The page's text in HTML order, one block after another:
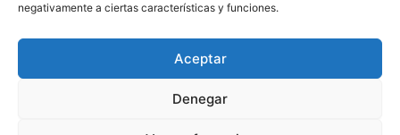
negativamente a ciertas características y funciones.
Aceptar
Denegar